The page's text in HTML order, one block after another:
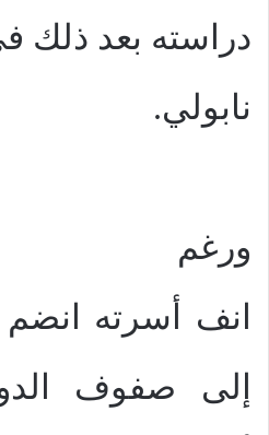
دراسته بعد ذلك
نابولي.
ورغم
إلى صفوف